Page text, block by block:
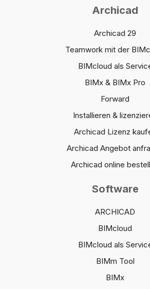
Archicad
Archicad 29
Teamwork mit der
BIMcloud als
BIMx & BIMx Pro
Forward
Installieren &
Archicad Lizenz
Archicad Angebot
Archicad online
Software
ARCHICAD
BIMcloud
BIMcloud als
BIMm Tool
BIMx